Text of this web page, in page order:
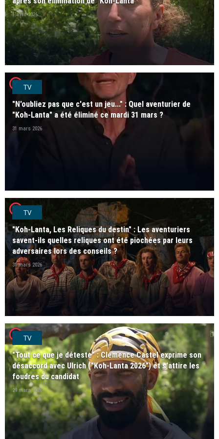
1 avril 2026
player2TV
"N'oubliez pas que c'est un jeu..." : Quel aventurier de
"Koh-Lanta" a été éliminé ce mardi 31 mars ?
31 mars 2026
player2TV
"Koh-Lanta, Les Reliques du destin" : Les aventuriers
savent-ils quelles reliques ont été piochées par leurs
adversaires lors des conseils ?
31 mars 2026
player2TV
"Tout ce que je déteste" : Clémence Castel exprime son
désaccord avec Ulrich ("Koh-Lanta 2026") et s'attire les
foudres du candidat
29 mars 2026